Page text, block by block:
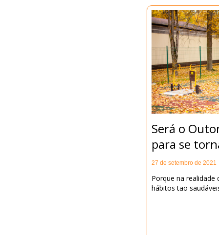
Será o
para se
27 de setembro de 2021
Porque na realidade
hábitos tão